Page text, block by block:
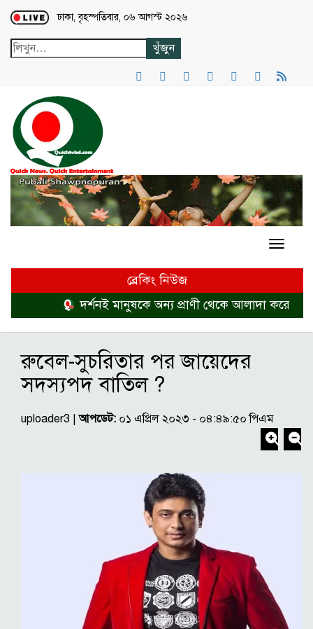
Loading...
ঢাকা, বৃহস্পতিবার, ০৬ আগস্ট ২০২৬
ব্রেকিং নিউজ
দর্শনই মানুষকে অন্য প্রাণী থেকে আলাদা করে
রুবেল-সুচরিতার পর জায়েদের
সদস্যপদ বাতিল ?
uploader3 |আপডেট: ০১ এপ্রিল ২০২৩ - ০৪:৪৯:৫০ পিএম